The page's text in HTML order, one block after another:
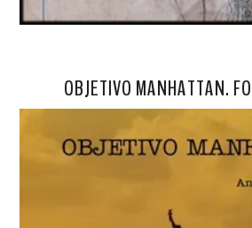
OBJETIVO MANHATTAN.